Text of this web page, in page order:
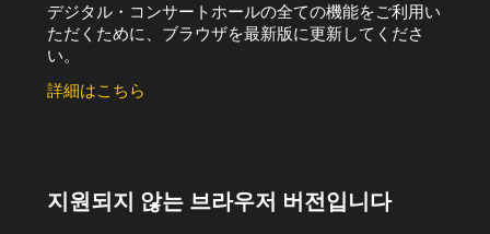
デジタル・コンサートホールの全ての機能をご利用い
ただくために、ブラウザを最新版に更新してくださ
い。
詳細はこちら
지원되지 않는 브라우저 버전입니다